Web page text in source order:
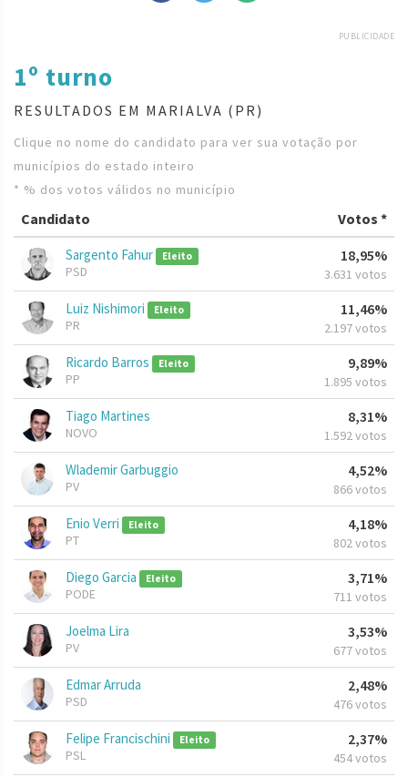
PUBLICIDADE
1º turno
RESULTADOS EM MARIALVA (PR)
Clique no nome do candidato para ver sua votação por
municípios do estado inteiro
* % dos votos válidos no município
Candidato Votos *
Sargento Fahur Eleito
PSD
18,95%
3.631 votos
Luiz Nishimori Eleito
PR
11,46%
2.197 votos
Ricardo Barros Eleito
PP
9,89%
1.895 votos
Tiago Martines
NOVO
8,31%
1.592 votos
Wlademir Garbuggio
PV
4,52%
866 votos
Enio Verri Eleito
PT
4,18%
802 votos
Diego Garcia Eleito
PODE
3,71%
711 votos
Joelma Lira
PV
3,53%
677 votos
Edmar Arruda
PSD
2,48%
476 votos
Felipe Francischini Eleito
PSL
2,37%
454 votos